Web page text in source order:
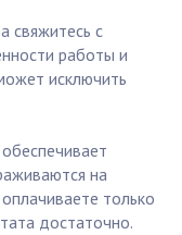
свяжитесь с
работы и
исключить
на
только
достаточно.